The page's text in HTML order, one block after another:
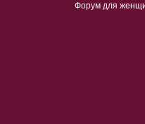
Форум для